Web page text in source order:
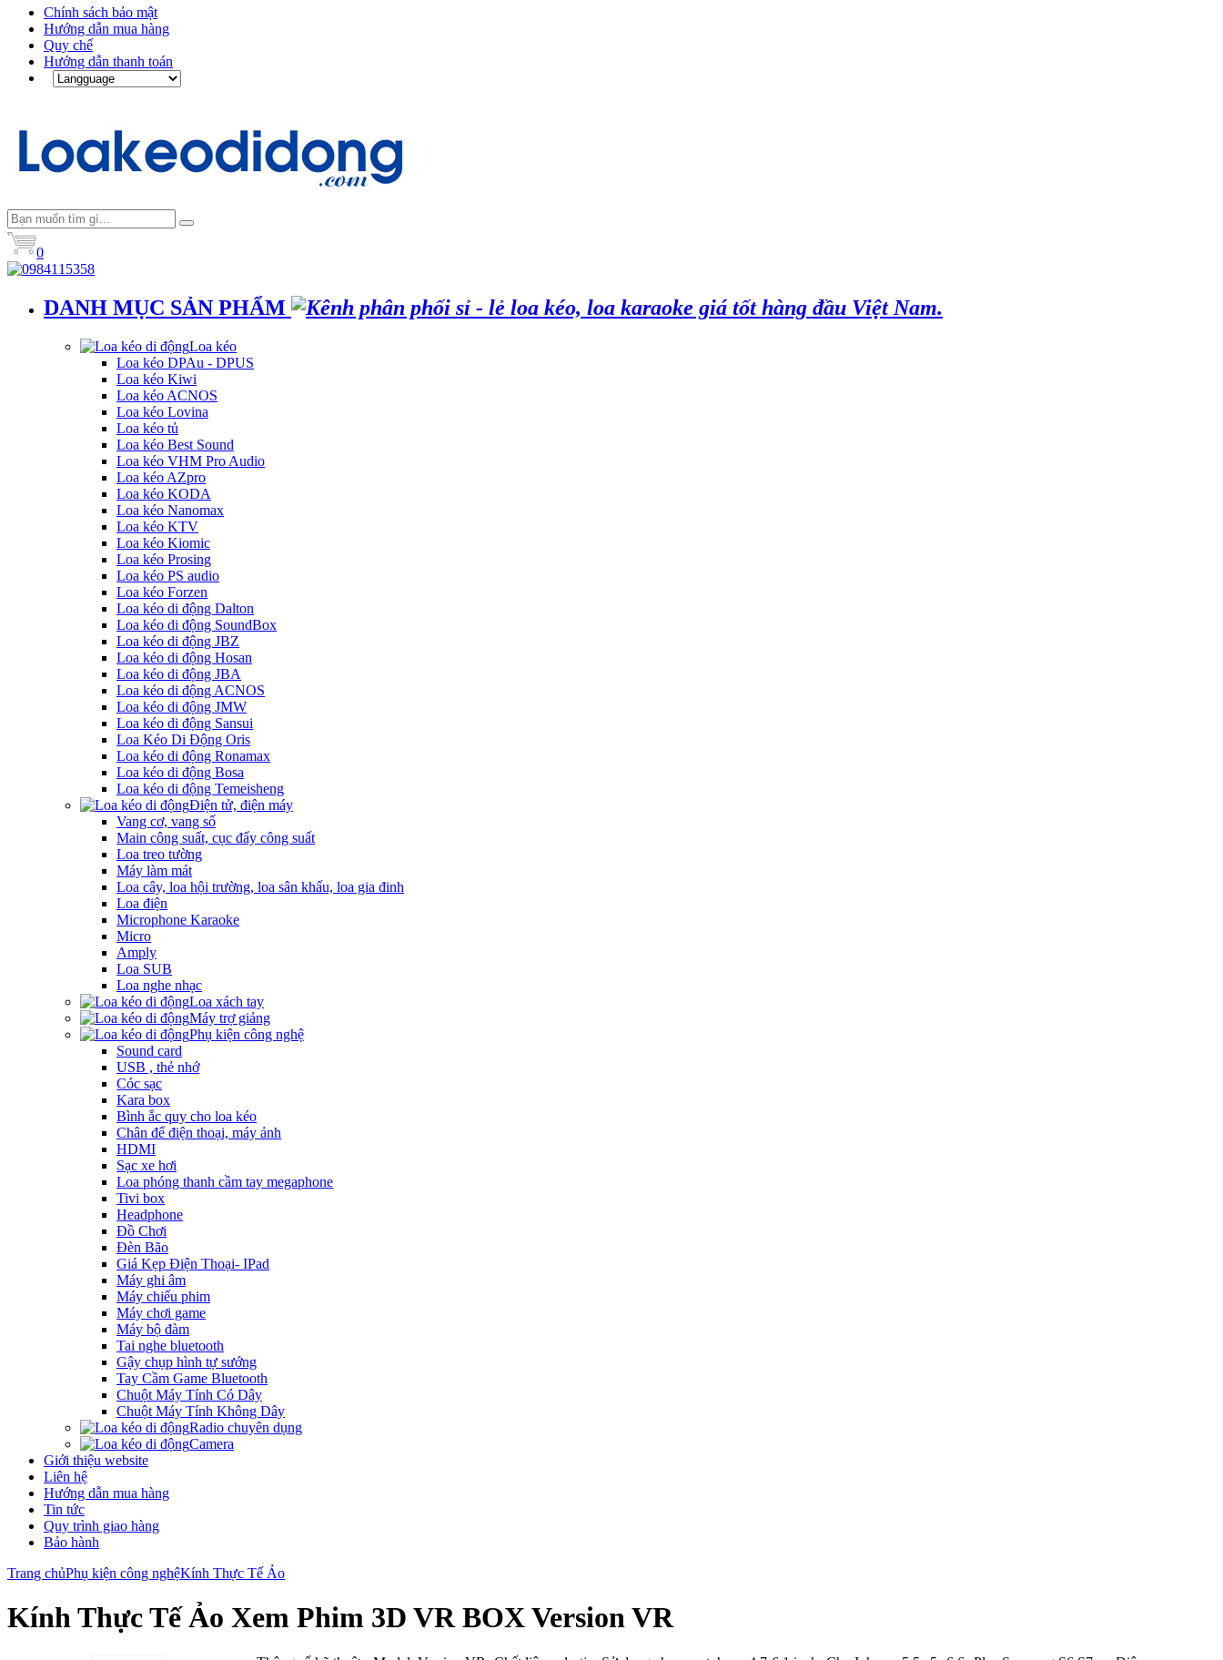
Chính sách bảo mật
Hướng dẫn mua hàng
Quy chế
Hướng dẫn thanh toán
0
DANH MỤC SẢN PHẨM
Loa kéo
Loa kéo DPAu - DPUS
Loa kéo Kiwi
Loa kéo ACNOS
Loa kéo Lovina
Loa kéo tủ
Loa kéo Best Sound
Loa kéo VHM Pro Audio
Loa kéo AZpro
Loa kéo KODA
Loa kéo Nanomax
Loa kéo KTV
Loa kéo Kiomic
Loa kéo Prosing
Loa kéo PS audio
Loa kéo Forzen
Loa kéo di động Dalton
Loa kéo di động SoundBox
Loa kéo di động JBZ
Loa kéo di động Hosan
Loa kéo di động JBA
Loa kéo di động ACNOS
Loa kéo di động JMW
Loa kéo di động Sansui
Loa Kéo Di Động Oris
Loa kéo di động Ronamax
Loa kéo di động Bosa
Loa kéo di động Temeisheng
Điện tử, điện máy
Vang cơ, vang số
Main công suất, cục đẩy công suất
Loa treo tường
Máy làm mát
Loa cây, loa hội trường, loa sân khấu, loa gia đinh
Loa điện
Microphone Karaoke
Micro
Amply
Loa SUB
Loa nghe nhạc
Loa xách tay
Máy trợ giảng
Phụ kiện công nghệ
Sound card
USB , thẻ nhớ
Cóc sạc
Kara box
Bình ắc quy cho loa kéo
Chân để điện thoại, máy ảnh
HDMI
Sạc xe hơi
Loa phóng thanh cầm tay megaphone
Tivi box
Headphone
Đồ Chơi
Đèn Bão
Giá Kẹp Điện Thoại- IPad
Máy ghi âm
Máy chiếu phim
Máy chơi game
Máy bộ đàm
Tai nghe bluetooth
Gậy chụp hình tự sướng
Tay Cầm Game Bluetooth
Chuột Máy Tính Có Dây
Chuột Máy Tính Không Dây
Radio chuyên dụng
Camera
Giới thiệu website
Liên hệ
Hướng dẫn mua hàng
Tin tức
Quy trình giao hàng
Bảo hành
Trang chủPhụ kiện công nghệKính Thực Tế Ảo
Kính Thực Tế Ảo Xem Phim 3D VR BOX Version VR